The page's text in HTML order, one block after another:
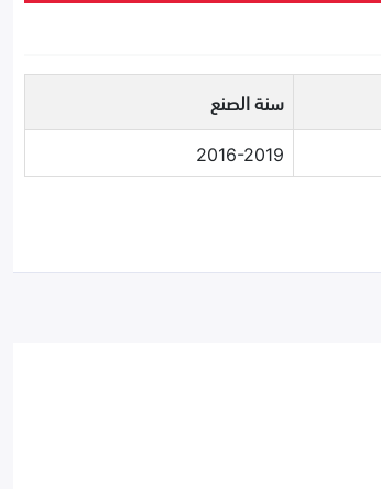
سنة الصنع
2016-2019